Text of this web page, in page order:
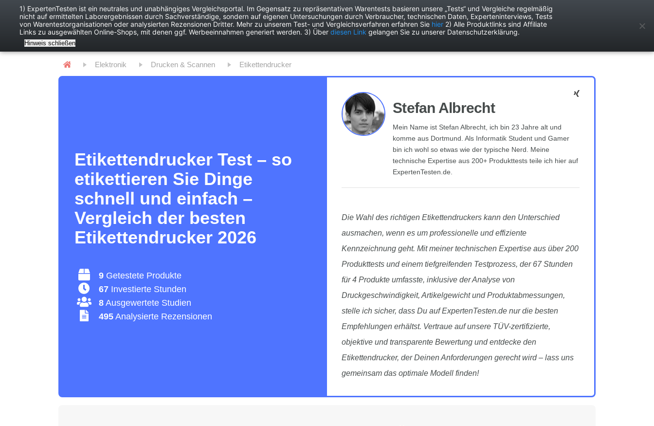
Baby Digitales Drogerie Elektronik Freizeit Garten Haushalt Heimwerken Services
Elektronik Drucken & Scannen Etikettendrucker
Etikettendrucker Test – so
etikettieren Sie Dinge
schnell und einfach –
Vergleich der besten
Etikettendrucker 2026
9 Getestete Produkte
67 Investierte Stunden
8 Ausgewertete Studien
495 Analysierte Rezensionen
Stefan Albrecht
Mein Name ist Stefan Albrecht, ich bin 23 Jahre alt und
komme aus Dortmund. Als Informatik Student und Gamer
bin ich wohl so etwas wie der typische Nerd. Meine
technische Expertise aus 200+ Produkttests teile ich hier auf
ExpertenTesten.de.
Die Wahl des richtigen Etikettendruckers kann den Unterschied
ausmachen, wenn es um professionelle und effiziente
Kennzeichnung geht. Mit meiner technischen Expertise aus über 200
Produkttests und einem tiefgreifenden Testprozess, der 67 Stunden
für 4 Produkte umfasste, inklusive der Analyse von
Druckgeschwindigkeit, Artikelgewicht und Produktabmessungen,
stelle ich sicher, dass Du auf ExpertenTesten.de nur die besten
Empfehlungen erhältst. Vertraue auf unsere TÜV-zertifizierte,
objektive und transparente Bewertung und entdecke den
Etikettendrucker, der Deinen Anforderungen gerecht wird – lass uns
gemeinsam das optimale Modell finden!
1) ExpertenTesten ist ein neutrales und unabhängiges Vergleichsportal. Im Gegensatz zu repräsentativen Warentests basieren unsere „Tests“ und Vergleiche regelmäßig
nicht auf ermittelten Laborergebnissen durch Sachverständige, sondern auf eigenen Untersuchungen durch Verbraucher, technischen Daten, Experteninterviews, Tests
von Warentestorganisationen oder analysierten Rezensionen Dritter. Mehr zu unserem Test- und Vergleichsverfahren erfahren Sie hier 2) Alle Produktlinks sind Affiliate
Links zu ausgewählten Online-Shops, mit denen ggf. Werbeeinnahmen generiert werden. 3) Überdiesen Link gelangen Sie zu unserer Datenschutzerklärung.
Hinweis schließen